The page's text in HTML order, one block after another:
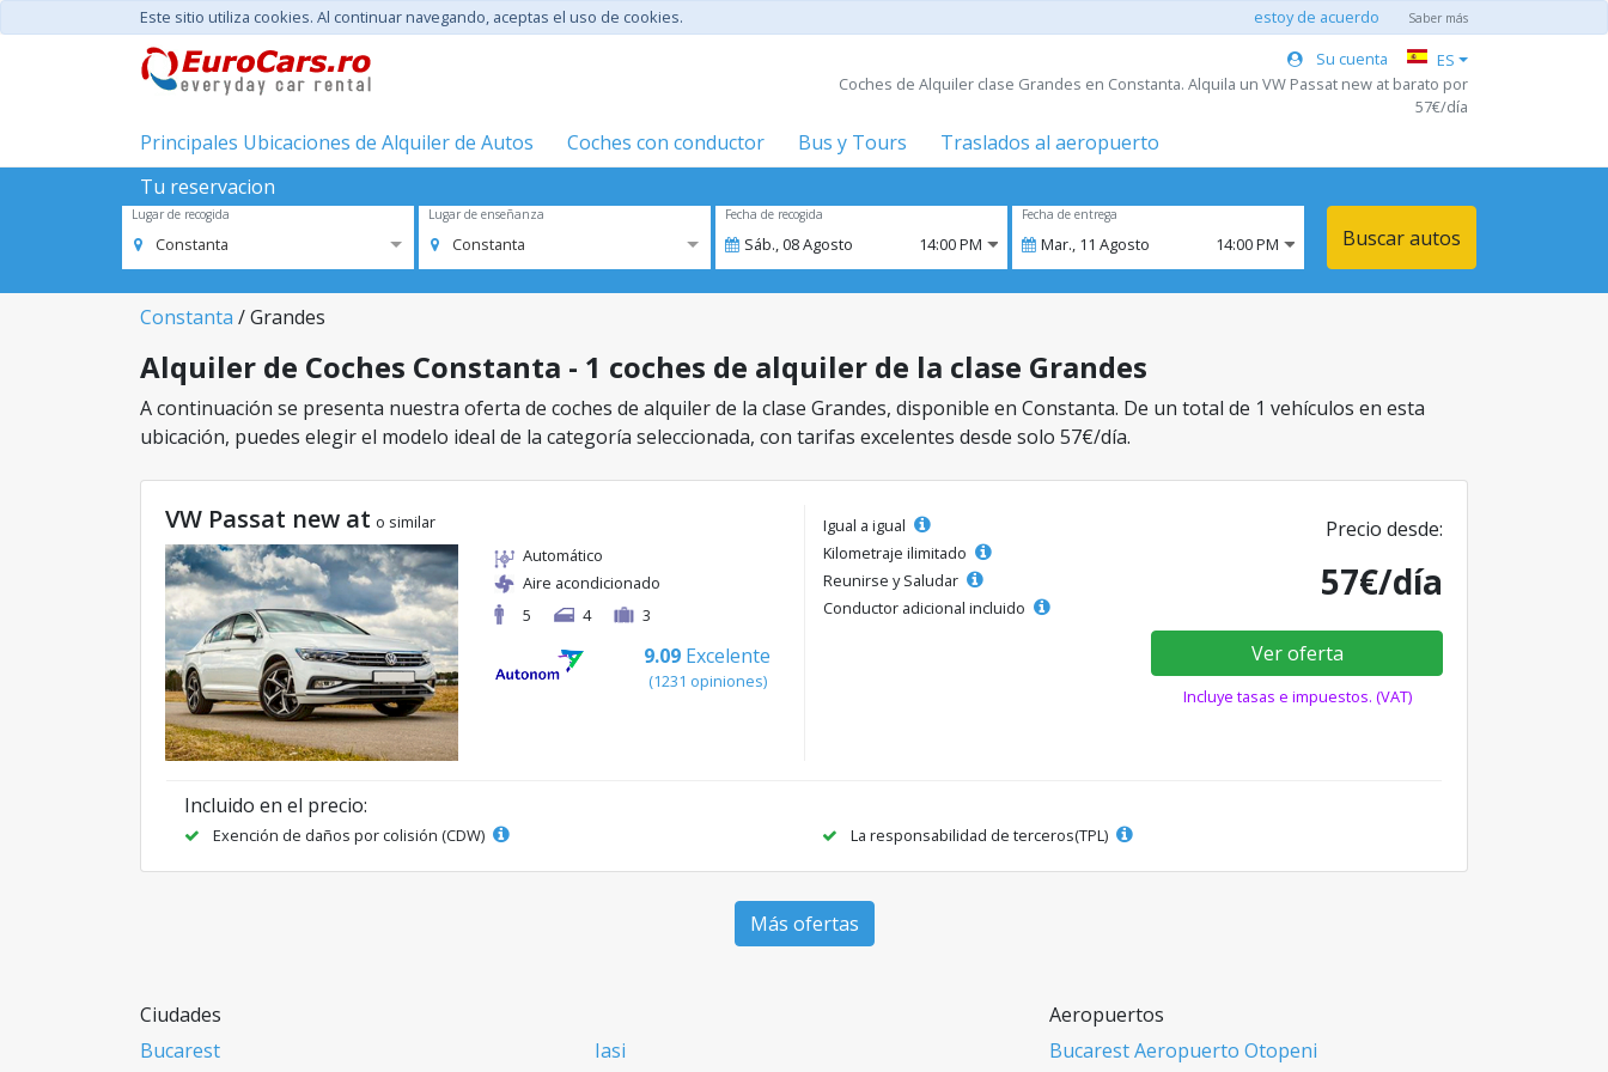
Este sitio utiliza cookies. Al continuar navegando, aceptas el uso de cookies. estoy de acuerdo Saber más
Su cuenta
ES
Coches de Alquiler clase Grandes en Constanta. Alquila un VW Passat new at barato por
57€/día
Principales Ubicaciones de Alquiler de Autos Coches con conductor Bus y Tours
Traslados al aeropuerto
Tu reservacion
Lugar de recogida
Constanta
Lugar de enseñanza
Constanta
Fecha de recogida
Sáb.,08Agosto 14:00 PM
Fecha de entrega
Mar., 11 Agosto 14:00 PM Buscar autos
Constanta / Grandes
Alquiler de Coches Constanta - 1 coches de alquiler de la clase Grandes
A continuación se presenta nuestra oferta de coches de alquiler de la clase Grandes, disponible en Constanta. De un total de 1 vehículos en esta
ubicación, puedes elegir el modelo ideal de la categoría seleccionada, con tarifas excelentes desde solo 57€/día.
VW Passat new at o similar
Automático
Aire acondicionado
5
4 3
9.09 Excelente
(1231 opiniones)
Igual a igual
Kilometraje ilimitado
Reunirse y Saludar
Conductor adicional incluido
Precio desde:
57€/día
Ver oferta
Incluye tasas e impuestos. (VAT)
Incluido en el precio:
Exención de daños por colisión (CDW) La responsabilidad de terceros(TPL)
Más ofertas
Ciudades
Bucarest
Iasi
Aeropuertos
Bucarest Aeropuerto Otopeni